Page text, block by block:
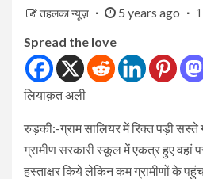
तहलका न्यूज़ 5 years ago
Spread the love
लियाक़त अली
रुड़की:-ग्राम सालियर में रिक्त पड़ी
ग्रामीण सरकारी स्कूल में एकत्र हुए वहां
हस्ताक्षर किये लेकिन कम ग्रामीणों के